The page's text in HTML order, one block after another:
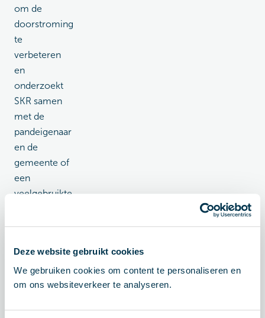
Deze website gebruikt cookies
We gebruiken cookies om content te personaliseren en
om ons websiteverkeer te analyseren.
om de
doorstroming
te
verbeteren
en
onderzoekt
SKR samen
met de
pandeigenaar
en de
gemeente of
een
veelgebruikte
kan worden
tot een
formele
route.